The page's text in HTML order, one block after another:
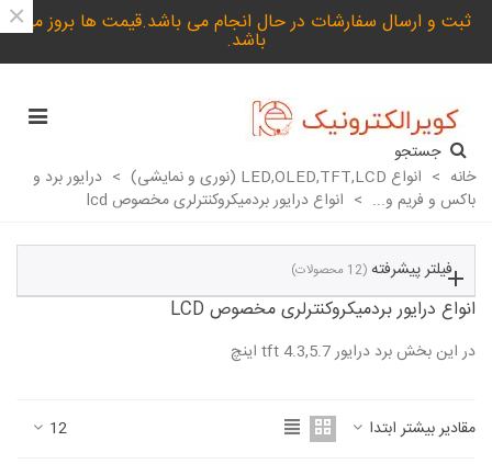
ثبت و ارسال سفارشات در حال انجام می باشد.قیمت ها بروز می
باشد.
×
جستجو
خانه > انواع LED,OLED,TFT,LCD (نوری و نمایشی) > درایور برد و
باکس و فریم و... > انواع درایور بردمیکروکنترلری مخصوص lcd
فیلتر پیشرفته (12 محصولات)
انواع درایور بردمیکروکنترلری مخصوص LCD
در این بخش برد درایور tft 4.3,5.7 اینچ
مقادیر بیشتر ابتدا 12